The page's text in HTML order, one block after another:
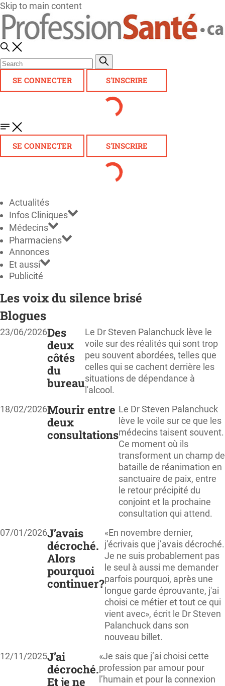
Skip to main content
SE CONNECTER S'INSCRIRE
SE CONNECTER S'INSCRIRE
Actualités
Infos Cliniques
Médecins
Pharmaciens
Annonces
Et aussi
Publicité
Les voix du silence brisé
Blogues
23/06/2026Des
deux
côtés
du
bureau
Le Dr Steven Palanchuck lève le
voile sur des réalités qui sont trop
peu souvent abordées, telles que
celles qui se cachent derrière les
situations de dépendance à
l'alcool.
18/02/2026Mourir entre
deux
consultations
Le Dr Steven Palanchuck
lève le voile sur ce que les
médecins taisent souvent.
Ce moment où ils
transforment un champ de
bataille de réanimation en
sanctuaire de paix, entre
le retour précipité du
conjoint et la prochaine
consultation qui attend.
07/01/2026J’avais
décroché.
Alors
pourquoi
continuer?
«En novembre dernier,
j’écrivais que j’avais décroché.
Je ne suis probablement pas
le seul à aussi me demander
parfois pourquoi, après une
longue garde éprouvante, j'ai
choisi ce métier et tout ce qui
vient avec», écrit le Dr Steven
Palanchuck dans son
nouveau billet.
12/11/2025J’ai
décroché.
Et je ne
«Je sais que j’ai choisi cette
profession par amour pour
l’humain et pour la connexion